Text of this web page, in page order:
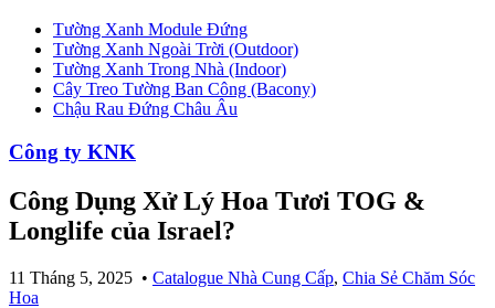
Tường Xanh Module Đứng
Tường Xanh Ngoài Trời (Outdoor)
Tường Xanh Trong Nhà (Indoor)
Cây Treo Tường Ban Công (Bacony)
Chậu Rau Đứng Châu Âu
Công ty KNK
Công Dụng Xử Lý Hoa Tươi TOG &
Longlife của Israel?
11 Tháng 5, 2025 • Catalogue Nhà Cung Cấp, Chia Sẻ Chăm Sóc
Hoa